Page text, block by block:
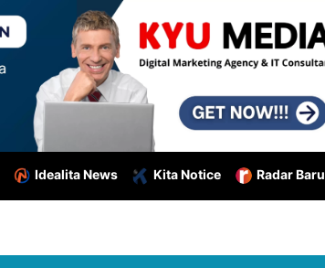
Idealita News Kita Notice Radar Baru